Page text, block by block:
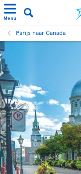
Menu
Parijs naar Canada